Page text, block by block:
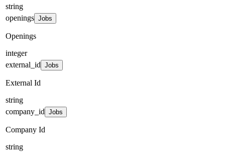
string
openings Jobs
Openings
integer
external_id Jobs
External Id
string
company_id Jobs
Company Id
string